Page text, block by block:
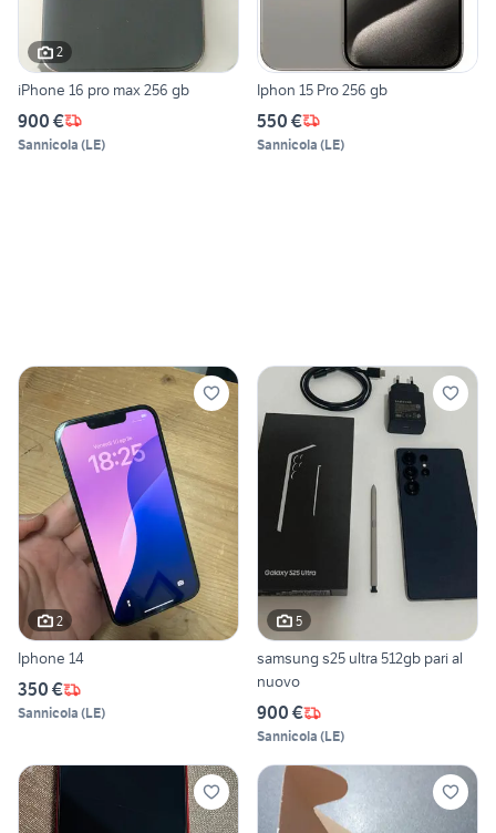
2
iPhone 16 pro max 256 gb
900 €
Sannicola (LE)
Iphon 15 Pro 256 gb
550 €
Sannicola (LE)
2
Iphone 14
350 €
Sannicola (LE)
5
samsung s25 ultra 512gb pari al
nuovo
900 €
Sannicola (LE)